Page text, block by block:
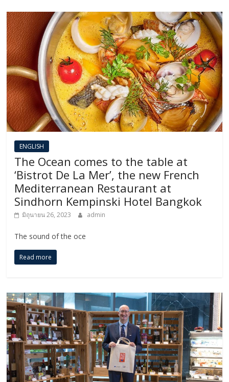
ENGLISH​
The Ocean comes to the table at
‘Bistrot De La Mer’, the new French
Mediterranean Restaurant at
Sindhorn Kempinski Hotel Bangkok
มิถุนายน 26, 2023 admin
The sound of the oce
Read more